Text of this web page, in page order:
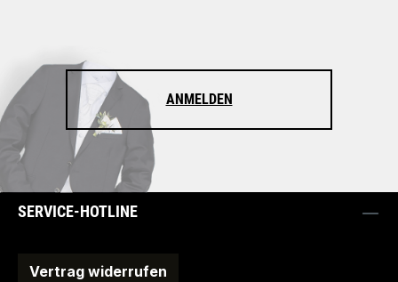
ANMELDEN
SERVICE-HOTLINE
Vertrag widerrufen